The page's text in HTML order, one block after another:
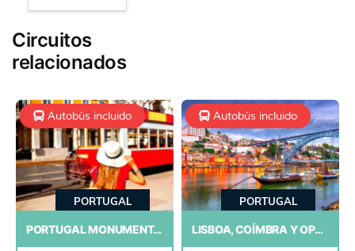
Circuitos
relacionados
Autobús incluido
PORTUGAL
PORTUGAL MONUMENTAL Y FÁTIMA
Autobús incluido
PORTUGAL
LISBOA, COÍMBRA Y OPORTO